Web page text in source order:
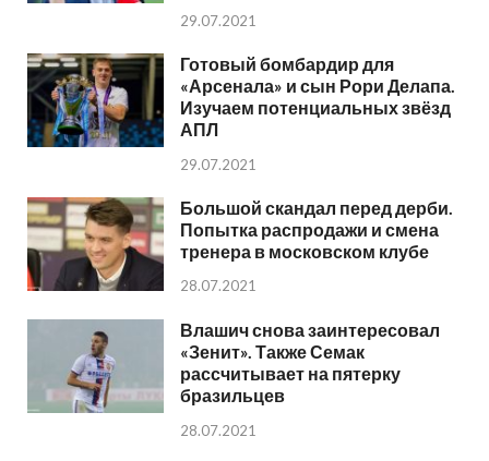
29.07.2021
Готовый бомбардир для
«Арсенала» и сын Рори Делапа.
Изучаем потенциальных звёзд
АПЛ
29.07.2021
Большой скандал перед дерби.
Попытка распродажи и смена
тренера в московском клубе
28.07.2021
Влашич снова заинтересовал
«Зенит». Также Семак
рассчитывает на пятерку
бразильцев
28.07.2021